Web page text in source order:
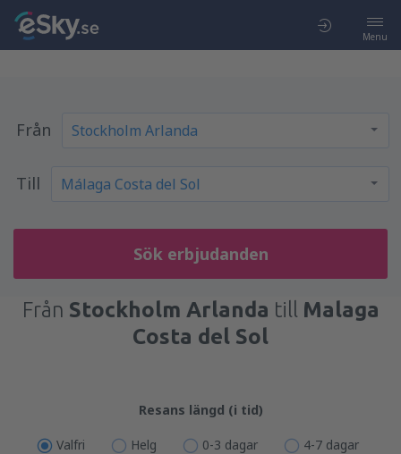
Menu
Från
Till
Sök erbjudanden
Från Stockholm Arlanda till Malaga
Costa del Sol
Resans längd (i tid)
Valfri Helg 0-3 dagar 4-7 dagar